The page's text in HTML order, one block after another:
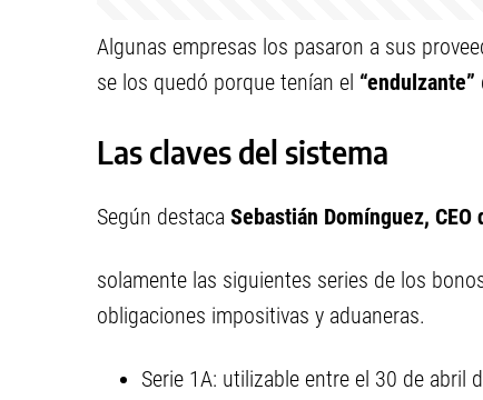
Algunas empresas los pasaron a sus
se los quedó porque tenían el “endulzante”
Las claves del sistema
Según destaca Sebastián Domínguez,
solamente las siguientes series de los
obligaciones impositivas y aduaneras.
Serie 1A: utilizable entre el 30 de abril